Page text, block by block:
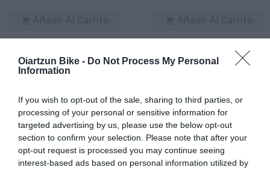
Oiartzun Bike - Do Not Process My Personal
Information
If you wish to opt-out of the sale, sharing to third parties, or
processing of your personal or sensitive information for
targeted advertising by us, please use the below opt-out
section to confirm your selection. Please note that after your
opt-out request is processed you may continue seeing
interest-based ads based on personal information utilized by
con un cuadro Stealth Air
Carbon de 2,650g de ...
2024 disfruta de una